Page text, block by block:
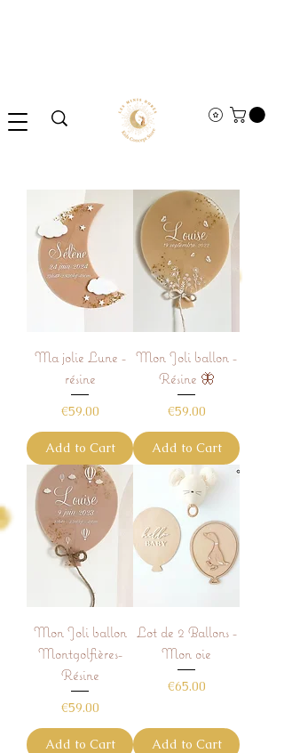
Ma jolie Lune -
résine
Price
€59.00
Add to Cart
Mon Joli ballon -
Résine 🦋
Price
€59.00
Add to Cart
Mon Joli ballon
Montgolfières-
Résine
Price
€59.00
Add to Cart
Lot de 2 Ballons -
Mon oie
Price
€65.00
Add to Cart